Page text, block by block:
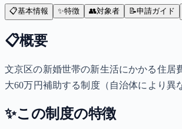
📋基本情報 ✨特徴 👥対象者 📝申請ガイド
📋概要
文京区の新婚世帯の新生活にかかる住居
大60万円補助する制度（自治体により異
✨この制度の特徴